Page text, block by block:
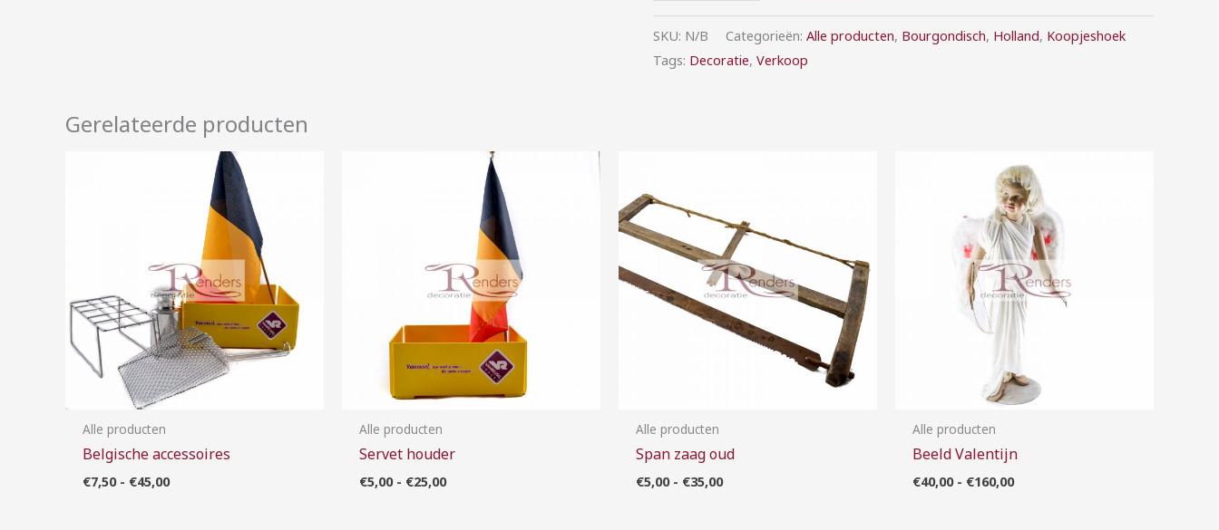
SKU: N/B Categorieën: Alle producten, Bourgondisch, Holland, Koopjeshoek
Tags: Decoratie, Verkoop
Gerelateerde producten
Alle producten
Belgische accessoires
€7,50 - €45,00
Prijsklasse:
€45,00
Alle producten
Servet houder
€5,00 - €25,00
Prijsklasse:
€25,00
Alle producten
Span zaag oud
€5,00 - €35,00
Alle producten
Beeld Valentijn
€40,00 - €160,00
€40,00
tot
€160,00